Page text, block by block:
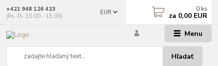
Menu
EUR
Hľadať
+421 948 126 423
(Po.-Pi. 10.00 - 15.00)
0 ks
za 0,00 EUR